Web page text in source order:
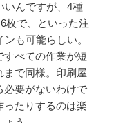
いんですが、4種
枚で、といった注
も可能らしい。
すべての作業が短
まで同様。印刷屋
必要がないわけで
ったりするのは楽